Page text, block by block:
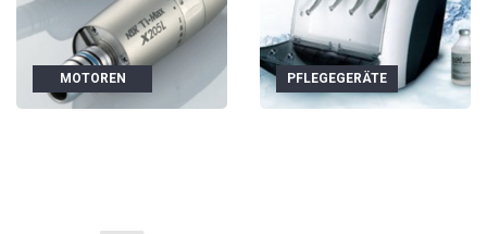
MOTOREN PFLEGEGERÄTE